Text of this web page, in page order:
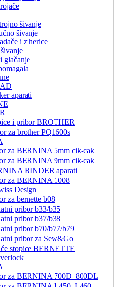
šivanje
šivanje
i ziherice
glačanje
aparati
i pribor BROTHER
za brother PQ1600s
za BERNINA 5mm cik-cak
za BERNINA 9mm cik-cak
BINDER aparati
za BERNINA 1008
Design
za bernette b08
pribor b33/b35
pribor b37/b38
pribor b70/b77/b79
pribor za Sew&Go
stopice BERNETTE
za BERNINA 700D_800DL